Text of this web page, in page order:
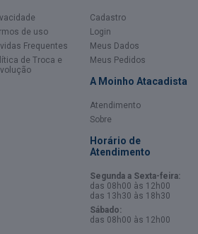
de uso
Frequentes
de Troca e
Cadastro
Login
Meus Dados
Meus Pedidos
A Moinho Atacadista
Atendimento
Sobre
Horário de
Atendimento
Segunda a Sexta-feira:
das 08h00 às 12h00
das 13h30 às 18h30
Sábado:
das 08h00 às 12h00